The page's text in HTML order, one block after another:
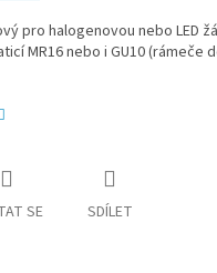
pro halogenovou nebo LED
MR16 nebo i GU10 (rámeče
SE SDÍLET